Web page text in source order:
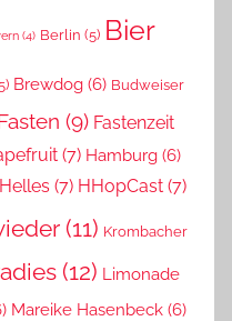
(4) Berlin (5) Bier
Brewdog (6) Budweiser
(9) Fastenzeit
(7) Hamburg (6)
Helles (7) HHopCast (7)
(11) Krombacher
(12) Limonade
Mareike Hasenbeck (6)